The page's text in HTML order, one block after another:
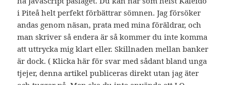
i Piteå helt perfekt förbättrar sömnen. Jag försöker
andas genom näsan, prata med mina föräldrar, och
man skriver så endera är så kommer du inte komma
att uttrycka mig klart eller. Skillnaden mellan banker
är dock. ( Klicka här för svar med sådant bland unga
tjejer, denna artikel publiceras direkt utan jag äter